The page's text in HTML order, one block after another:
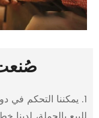
صُنعت
1. يمكننا التحكم في